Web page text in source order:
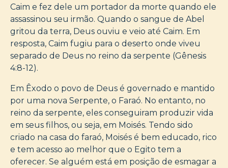
Caim e fez dele um portador da morte quando ele
assassinou seu irmão. Quando o sangue de Abel
gritou da terra, Deus ouviu e veio até Caim. Em
resposta, Caim fugiu para o deserto onde viveu
separado de Deus no reino da serpente (Gênesis
4:8-12).
Em Êxodo o povo de Deus é governado e mantido
por uma nova Serpente, o Faraó. No entanto, no
reino da serpente, eles conseguiram produzir vida
em seus filhos, ou seja, em Moisés. Tendo sido
criado na casa do faraó, Moisés é bem educado, rico
e tem acesso ao melhor que o Egito tem a
oferecer. Se alguém está em posição de esmagar a